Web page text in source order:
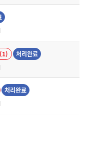
처리완료
처리완료